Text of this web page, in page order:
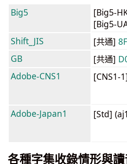
Big5 [Big5-
[Big5-
Shift_JIS
[共通]
GB
[共通]
Adobe-CNS1
[CNS1-
Adobe-Japan1 [Std]
各種字集收錄情形與